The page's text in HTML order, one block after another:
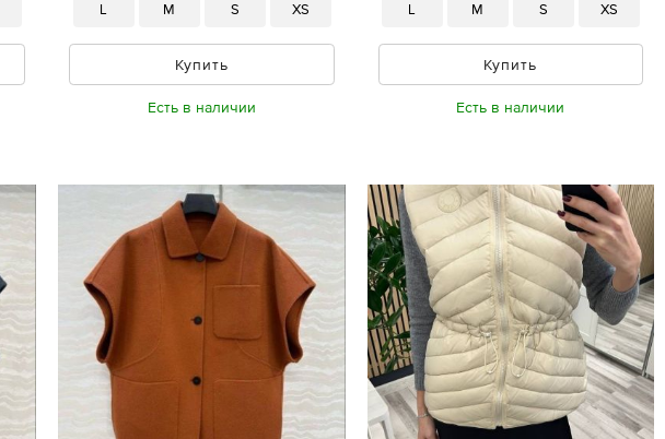
L M S XS
Купить
Есть в наличии
L M S XS
Купить
Есть в наличии